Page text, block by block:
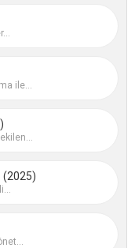
ile...
(2025)